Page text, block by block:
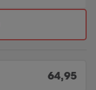
64,95